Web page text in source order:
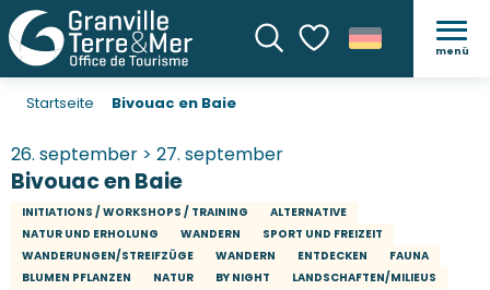
SucheVoir les favoris
menü
Startseite Bivouac en Baie
26. september > 27. september
Bivouac en Baie
INITIATIONS / WORKSHOPS / TRAINING
ALTERNATIVE
NATUR UND ERHOLUNG
WANDERN
SPORT UND FREIZEIT
WANDERUNGEN/STREIFZÜGE
WANDERN ENTDECKEN
FAUNA
BLUMEN PFLANZEN
NATUR BY NIGHT
LANDSCHAFTEN/MILIEUS